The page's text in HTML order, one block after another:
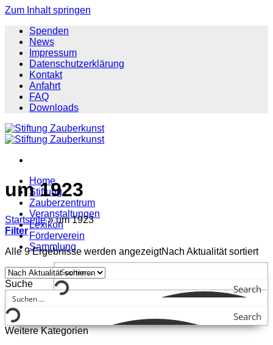
Zum Inhalt springen
Spenden
News
Impressum
Datenschutzerklärung
Kontakt
Anfahrt
FAQ
Downloads
Home
Stiftung
Zauberzentrum
Veranstaltungen
Lexikon
Förderverein
Sammlung
Search
um 1923
Startseite » um 1923
Filter
Alle 9 Ergebnisse werden angezeigtNach Aktualität sortiert
Suche
Search
Weitere Kategorien